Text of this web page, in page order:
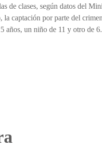
de clases, según datos del
la captación por parte del crimen
años, un niño de 11 y otro de